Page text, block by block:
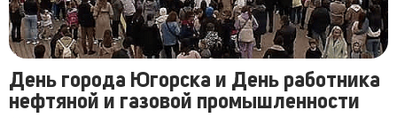
День города Югорска и День работника
нефтяной и газовой промышленности